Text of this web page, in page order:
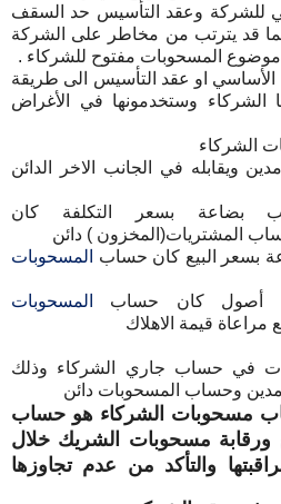
للشركة وعقد التأسيس حد السقف
قد يترتب من مخاطر على الشركة
موضوع المسحوبات مفتوح للشركاء .
الأساسي او عقد التأسيس الى طريقة
الشركاء وستخدمونها في الأغراض
الشركاء
ويقابله في الجانب الاخر الدائن
بضاعة بسعر التكلفة كان
المشتريات(المخزون ) دائن
بسعر البيع كان حساب
المسحوبات
أصول كان حساب
المسحوبات
قيمة الاهلاك
في حساب جاري الشركاء وذلك
وحساب المسحوبات دائن
مسحوبات الشركاء هو حساب
مسحوبات الشريك خلال
والتأكد من عدم تجاوزها